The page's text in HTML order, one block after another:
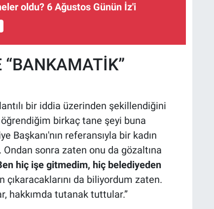
oldu? 6 Ağustos Günün İz'i
bir iddia üzerinden şekillendiğini
birkaç tane şeyi buna
Başkanı'nın referansıyla bir kadın
Ondan sonra zaten onu da gözaltına
hiç işe gitmedim, hiç belediyeden
çıkaracaklarını da biliyordum zaten.
hakkımda tutanak tuttular.”